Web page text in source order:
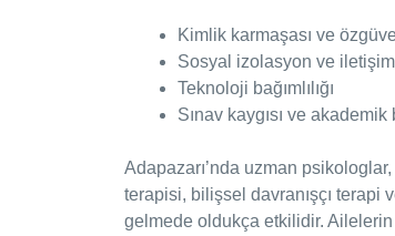
Kimlik karmaşası ve
Sosyal izolasyon ve iletişim
Teknoloji bağımlılığı
Sınav kaygısı ve akademik
Adapazarı’nda uzman
terapisi, bilişsel davranışçı terapi
gelmede oldukça etkilidir.